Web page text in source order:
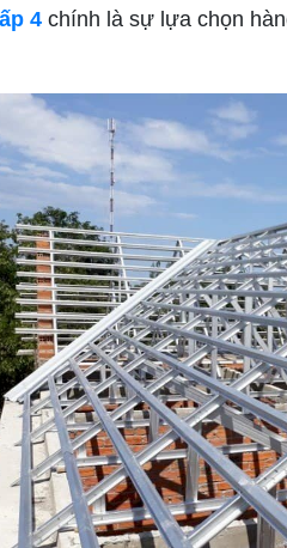
4 chính là sự lựa chọn